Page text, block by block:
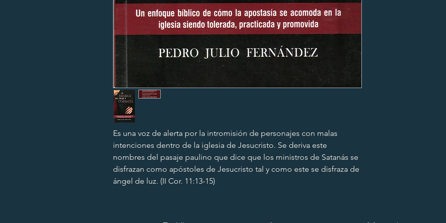
Es una voz de alerta por la intromisión de personajes con malas
intenciones dentro de la iglesia de Jesucristo. Se deriva este
nombres del pasaje paulino que dice que los ministros de Satanás se
disfrazan como apóstoles de Jesucristo tal y como este se disfraza de
ángel de luz. (II Cor. 11:13-15)